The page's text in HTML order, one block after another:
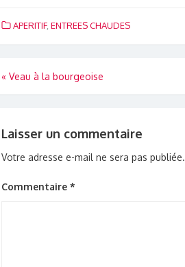
APERITIF, ENTREES CHAUDES
Navigation
de
« Veau à la bourgeoise
Laisser un commentaire
Votre adresse e-mail ne sera pas publiée.
Commentaire *